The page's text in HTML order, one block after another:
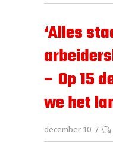
‘Alles
– Op 15
we het
december 10